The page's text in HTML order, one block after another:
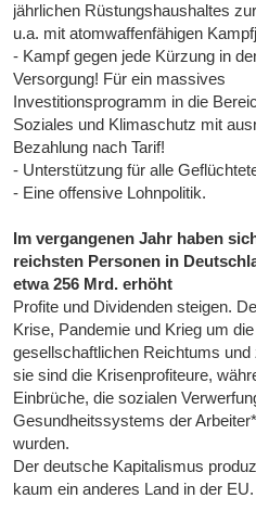
jährlichen Rüstungshaushaltes
u.a. mit atomwaffenfähigen
- Kampf gegen jede Kürzung in
Versorgung! Für ein massives
Investitionsprogramm in die
Soziales und Klimaschutz mit
Bezahlung nach Tarif!
- Unterstützung für alle
- Eine offensive Lohnpolitik.
Im vergangenen Jahr haben
reichsten Personen in
etwa 256 Mrd. erhöht
Profite und Dividenden steigen.
Krise, Pandemie und Krieg um
gesellschaftlichen Reichtums
sie sind die Krisenprofiteure,
Einbrüche, die sozialen
Gesundheitssystems der
wurden.
Der deutsche Kapitalismus
kaum ein anderes Land in der EU.